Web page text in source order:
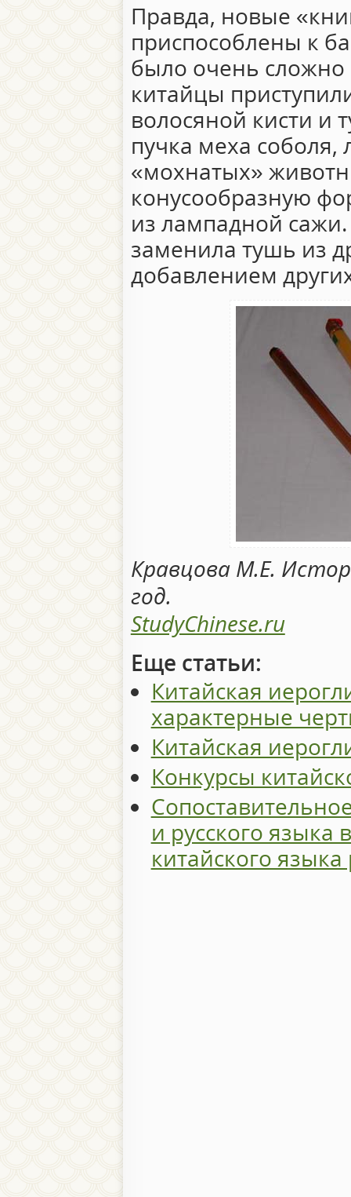
Правда, новые
приспособлены к
было очень сложно
китайцы
волосяной кисти и
пучка меха соболя,
«мохнатых»
конусообразную
из лампадной
заменила тушь из
добавлением
Кравцова М.Е.
год.
StudyChinese.ru
Еще статьи:
Китайская
характерные
Китайская
Конкурсы
и русского языка
китайского